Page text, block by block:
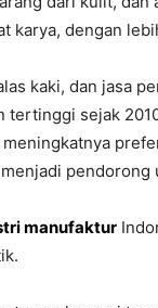
karya, dengan
kaki, dan jasa
tertinggi sejak
pendorong
manufaktur